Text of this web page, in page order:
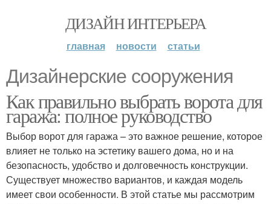
ДИЗАЙН ИНТЕРЬЕРА
главная новости статьи
Дизайнерские сооружения
Как правильно выбрать ворота для
гаража: полное руководство
Выбор ворот для гаража – это важное решение, которое
влияет не только на эстетику вашего дома, но и на
безопасность, удобство и долговечность конструкции.
Существует множество вариантов, и каждая модель
имеет свои особенности. В этой статье мы рассмотрим